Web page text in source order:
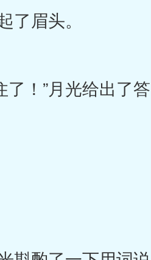
眉头。
！”月光给出了答